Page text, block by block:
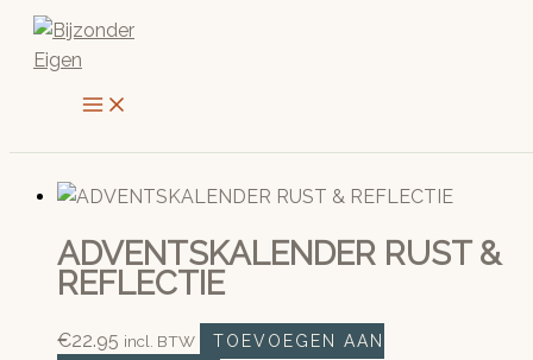
naar
ADVENTSKALENDER RUST &
REFLECTIE
€22.95 incl. BTW
TOEVOEGEN AAN